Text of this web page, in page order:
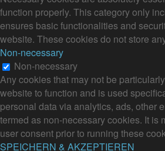
function properly. This category only
ensures basic functionalities and
website. These cookies do not store
Non-necessary
Non-necessary
Any cookies that may not be
website to function and is used
personal data via analytics, ads, other
termed as non-necessary cookies. It is
user consent prior to running these
SPEICHERN & AKZEPTIEREN